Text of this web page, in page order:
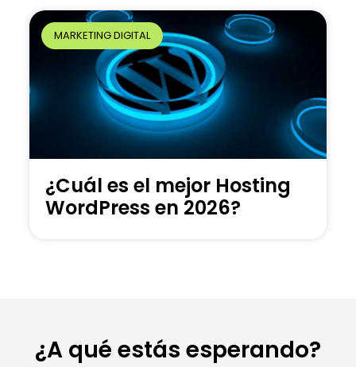
MARKETING DIGITAL
¿Cuál es el mejor Hosting
WordPress en 2026?
¿A qué estás esperando?